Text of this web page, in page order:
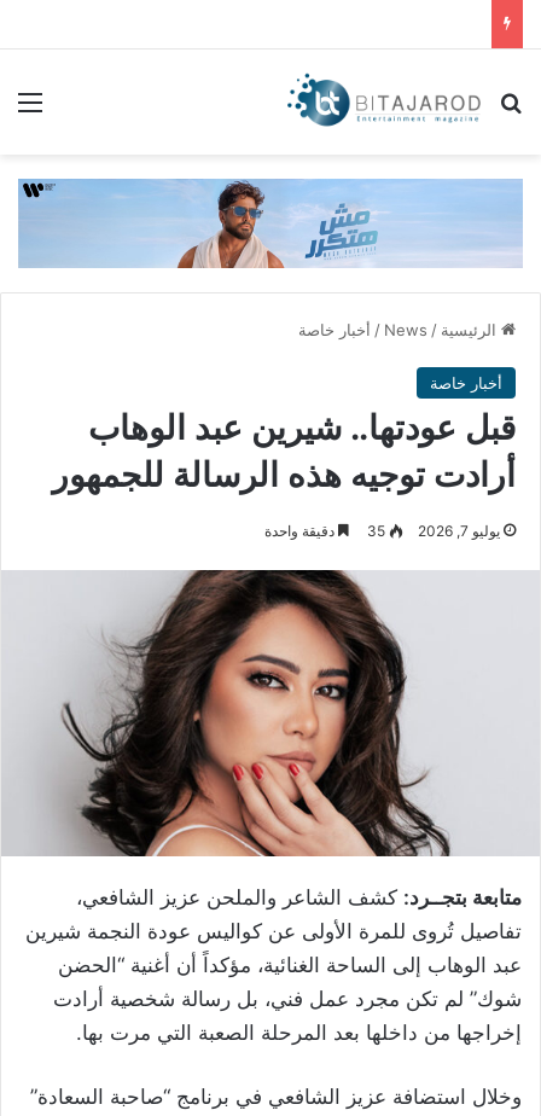
بحث عن
الرئيسية /
News
/ أخبار خاصة
أخبار خاصة
قبل عودتها.. شيرين عبد الوهاب
أرادت توجيه هذه الرسالة للجمهور
يوليو 7, 2026 35 دقيقة واحدة
متابعة بتجــرد: كشف الشاعر والملحن عزيز الشافعي،
تفاصيل تُروى للمرة الأولى عن كواليس عودة النجمة شيرين
عبد الوهاب إلى الساحة الغنائية، مؤكداً أن أغنية “الحضن
شوك” لم تكن مجرد عمل فني، بل رسالة شخصية أرادت
إخراجها من داخلها بعد المرحلة الصعبة التي مرت بها.
وخلال استضافة عزيز الشافعي في برنامج “صاحبة السعادة”